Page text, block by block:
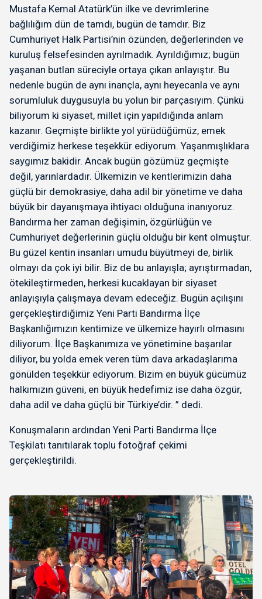
Mustafa Kemal Atatürk’ün ilke ve devrimlerine
bağlılığım dün de tamdı, bugün de tamdır. Biz
Cumhuriyet Halk Partisi’nin özünden, değerlerinden ve
kuruluş felsefesinden ayrılmadık. Ayrıldığımız; bugün
yaşanan butlan süreciyle ortaya çıkan anlayıştır. Bu
nedenle bugün de aynı inançla, aynı heyecanla ve aynı
sorumluluk duygusuyla bu yolun bir parçasıyım. Çünkü
biliyorum ki siyaset, millet için yapıldığında anlam
kazanır. Geçmişte birlikte yol yürüdüğümüz, emek
verdiğimiz herkese teşekkür ediyorum. Yaşanmışlıklara
saygımız bakidir. Ancak bugün gözümüz geçmişte
değil, yarınlardadır. Ülkemizin ve kentlerimizin daha
güçlü bir demokrasiye, daha adil bir yönetime ve daha
büyük bir dayanışmaya ihtiyacı olduğuna inanıyoruz.
Bandırma her zaman değişimin, özgürlüğün ve
Cumhuriyet değerlerinin güçlü olduğu bir kent olmuştur.
Bu güzel kentin insanları umudu büyütmeyi de, birlik
olmayı da çok iyi bilir. Biz de bu anlayışla; ayrıştırmadan,
ötekileştirmeden, herkesi kucaklayan bir siyaset
anlayışıyla çalışmaya devam edeceğiz. Bugün açılışını
gerçekleştirdiğimiz Yeni Parti Bandırma İlçe
Başkanlığımızın kentimize ve ülkemize hayırlı olmasını
diliyorum. İlçe Başkanımıza ve yönetimine başarılar
diliyor, bu yolda emek veren tüm dava arkadaşlarıma
gönülden teşekkür ediyorum. Bizim en büyük gücümüz
halkımızın güveni, en büyük hedefimiz ise daha özgür,
daha adil ve daha güçlü bir Türkiye’dir. ” dedi.
Konuşmaların ardından Yeni Parti Bandırma İlçe
Teşkilatı tanıtılarak toplu fotoğraf çekimi
gerçekleştirildi.